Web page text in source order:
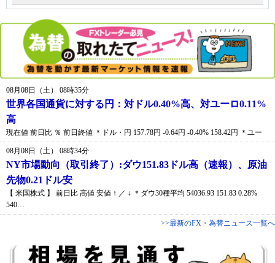
08月08日（土） 08時35分
世界各国通貨に対する円：対ドル0.40%高、対ユーロ0.11%
高
現在値 前日比 ％ 前日終値 ＊ドル・円 157.78円 -0.64円 -0.40% 158.42円 ＊ユー
08月08日（土） 08時34分
NY市場動向（取引終了）:ダウ151.83ドル高（速報）、原油
先物0.21ドル安
【 米国株式 】 前日比 高値 安値 ↑ ／ ↓ ＊ダウ30種平均 54036.93 151.83 0.28%
540…
>>最新のFX・為替ニュース一覧へ